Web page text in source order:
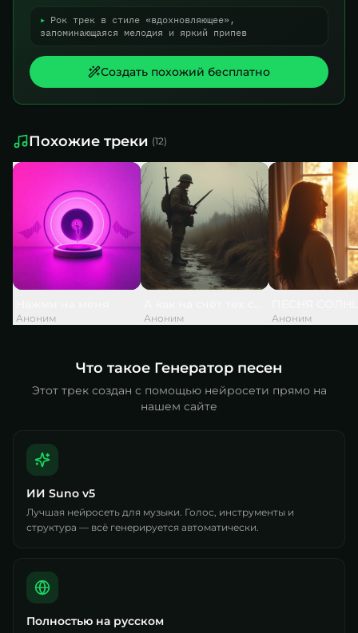
▸ Рок трек в стиле «вдохновляющее»,
запоминающаяся мелодия и яркий припев
Создать похожий бесплатно
Похожие треки (12)
Аноним Аноним Аноним
Что такое Генератор песен
Этот трек создан с помощью нейросети прямо на
нашем сайте
ИИ Suno v5
Лучшая нейросеть для музыки. Голос, инструменты и
структура — всё генерируется автоматически.
Полностью на русском